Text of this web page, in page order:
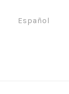
Español